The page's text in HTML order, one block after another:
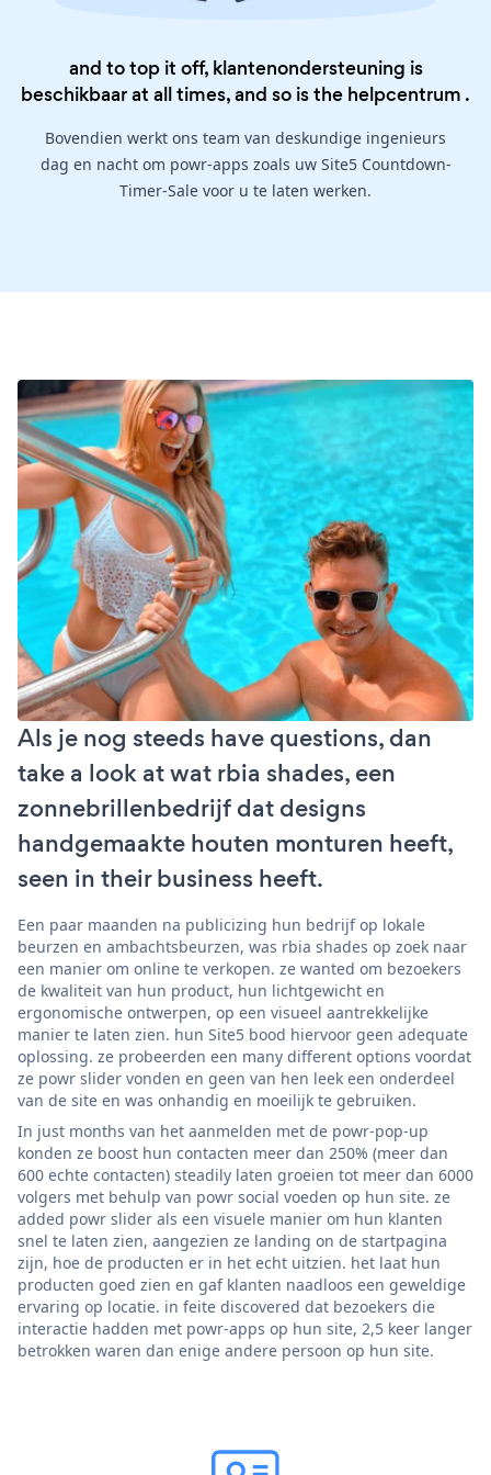
and to top it off, klantenondersteuning is
beschikbaar at all times, and so is the helpcentrum .
Bovendien werkt ons team van deskundige ingenieurs
dag en nacht om powr-apps zoals uw Site5 Countdown-
Timer-Sale voor u te laten werken.
Als je nog steeds have questions, dan
take a look at wat rbia shades, een
zonnebrillenbedrijf dat designs
handgemaakte houten monturen heeft,
seen in their business heeft.
Een paar maanden na publicizing hun bedrijf op lokale
beurzen en ambachtsbeurzen, was rbia shades op zoek naar
een manier om online te verkopen. ze wanted om bezoekers
de kwaliteit van hun product, hun lichtgewicht en
ergonomische ontwerpen, op een visueel aantrekkelijke
manier te laten zien. hun Site5 bood hiervoor geen adequate
oplossing. ze probeerden een many different options voordat
ze powr slider vonden en geen van hen leek een onderdeel
van de site en was onhandig en moeilijk te gebruiken.
In just months van het aanmelden met de powr-pop-up
konden ze boost hun contacten meer dan 250% (meer dan
600 echte contacten) steadily laten groeien tot meer dan 6000
volgers met behulp van powr social voeden op hun site. ze
added powr slider als een visuele manier om hun klanten
snel te laten zien, aangezien ze landing on de startpagina
zijn, hoe de producten er in het echt uitzien. het laat hun
producten goed zien en gaf klanten naadloos een geweldige
ervaring op locatie. in feite discovered dat bezoekers die
interactie hadden met powr-apps op hun site, 2,5 keer langer
betrokken waren dan enige andere persoon op hun site.